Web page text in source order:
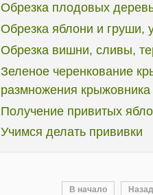
Обрезка плодовых
Обрезка яблони и груши,
Обрезка вишни, сливы,
Зеленое черенкование
размножения крыжовника
Получение привитых
Учимся делать прививки
В начало Назад